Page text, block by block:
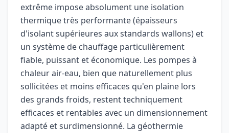
extrême impose absolument une isolation
thermique très performante (épaisseurs
d'isolant supérieures aux standards wallons) et
un système de chauffage particulièrement
fiable, puissant et économique. Les pompes à
chaleur air-eau, bien que naturellement plus
sollicitées et moins efficaces qu'en plaine lors
des grands froids, restent techniquement
efficaces et rentables avec un dimensionnement
adapté et surdimensionné. La géothermie